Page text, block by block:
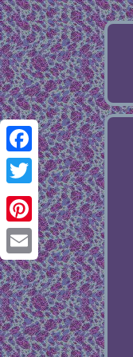
Facebook
Twitter
Pinterest
Email